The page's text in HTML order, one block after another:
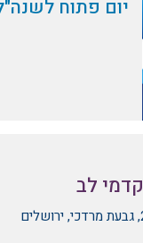
יום פתוח
לב